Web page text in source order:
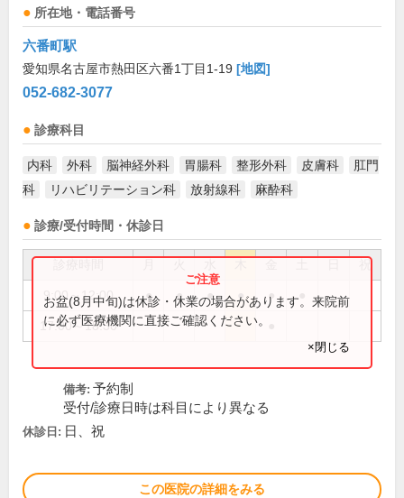
所在地・電話番号
六番町駅
愛知県名古屋市熱田区六番1丁目1-19 [地図]
052-682-3077
診療科目
内科 外科 脳神経外科 胃腸科 整形外科 皮膚科
肛門
科
リハビリテーション科 放射線科 麻酔科
診療/受付時間・休診日
祝
9:00～12:00 ● ● ● ● ●
17:00～18:30
お盆(8月中旬)は休診・休業の場合があります。来院前
に必ず医療機関に直接ご確認ください。
×閉じる
備考: 予約制
受付/診療日時は科目により異なる
休診日: 日、祝
この医院の詳細をみる